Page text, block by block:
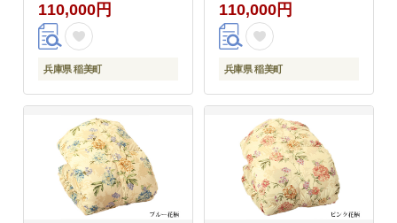
110,000円
兵庫県 稲美町
110,000円
兵庫県 稲美町